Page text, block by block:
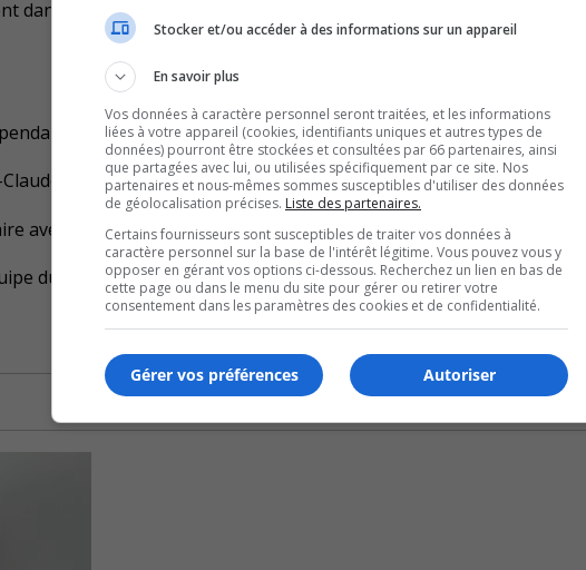
dans le district 4 et c’est Jean-Michel Roy du parti Action Candiac qui a
avec 52,09%.
Boyer avec 52,17%.
avec 73, 87%.
du maire avec 58,82%.
Stocker et/ou accéder à des informations sur un appareil
En savoir plus
Vos données à caractère personnel seront traitées, et les informations
liées à votre appareil (cookies, identifiants uniques et autres types de
données) pourront être stockées et consultées par 66 partenaires, ainsi
que partagées avec lui, ou utilisées spécifiquement par ce site. Nos
partenaires et nous-mêmes sommes susceptibles d'utiliser des données
de géolocalisation précises. Liste des partenaires.
Certains fournisseurs sont susceptibles de traiter vos données à
caractère personnel sur la base de l'intérêt légitime. Vous pouvez vous y
opposer en gérant vos options ci-dessous. Recherchez un lien en bas de
cette page ou dans le menu du site pour gérer ou retirer votre
consentement dans les paramètres des cookies et de confidentialité.
Autoriser
Gérer vos préférences